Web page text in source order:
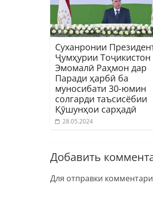
Суханронии
Ҷумҳурии Тоҷикистон
Эмомалӣ Раҳмон дар
Паради ҳарбӣ ба
муносибати 30-юмин
солгарди таъсисёбии
Қӯшунҳои сарҳадӣ
28.05.2024
Добавить
Для отправки